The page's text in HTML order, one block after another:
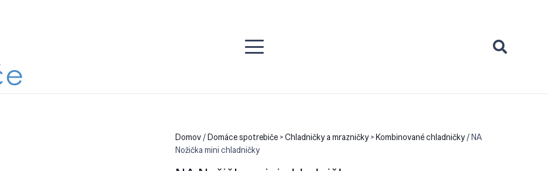
Domov/Domáce spotrebiče > Chladničky a mrazničky > Kombinované chladničky/ NA
Nožička mini chladničky